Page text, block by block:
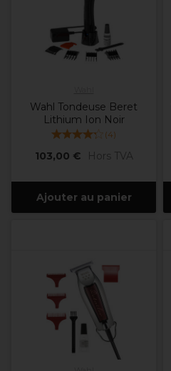
Wahl Tondeuse Beret
Lithium Ion Noir
(4)
103,00 € Hors TVA
Ajouter au panier